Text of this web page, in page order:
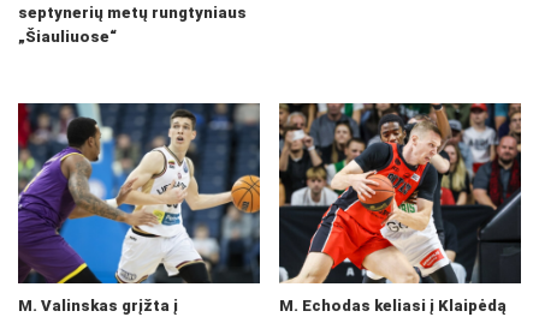
septynerių metų rungtyniaus
„Šiauliuose“
M. Valinskas grįžta į
M. Echodas keliasi į Klaipėdą